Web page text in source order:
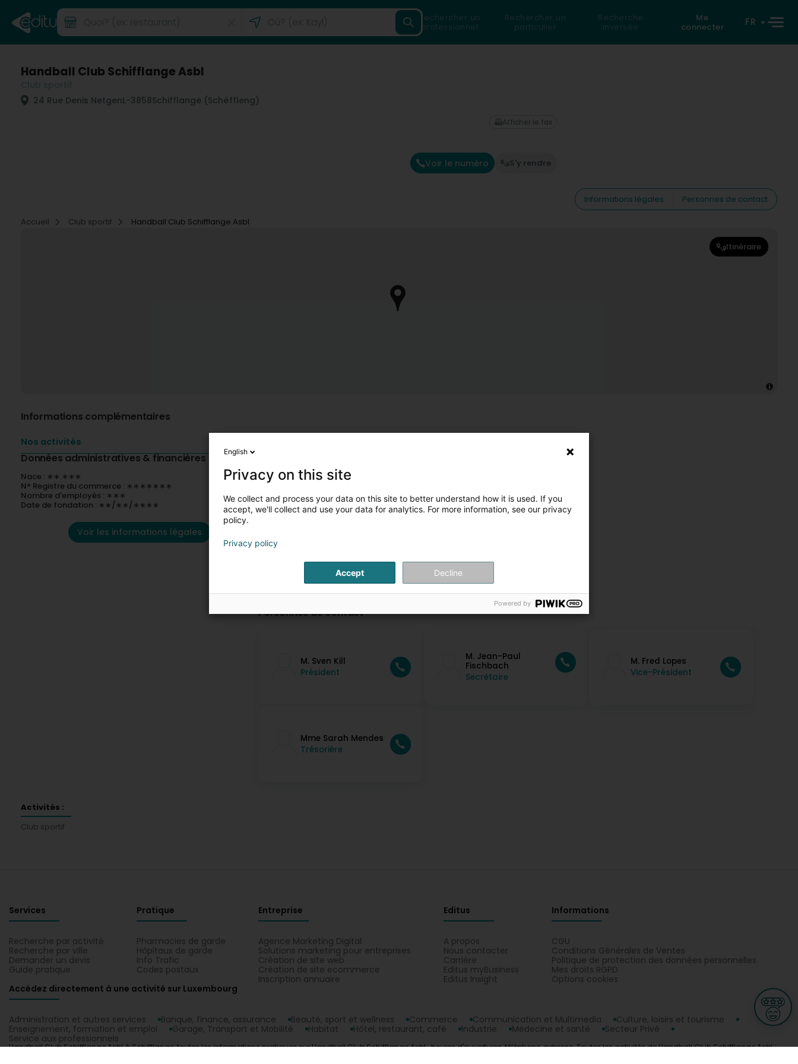
Rechercher un
professionnel
Rechercher un
particulier
Recherche
inversée
Me
connecter
FR
Handball Club Schifflange Asbl
24 Rue Denis NetgenL-3858Schifflange (Schëffleng)
Voir le numéro S'y rendre
Afficher le fax
Informations légales
Personnes de contact
Accueil
Club sportif Handball Club Schifflange Asbl
Itinéraire
Informations complémentaires
Nos activités
Données administratives & financières
Nace : ∗∗.∗∗∗
N° Registre du commerce : ∗∗∗∗∗∗∗
Nombre d'employés : ∗∗∗
Date de fondation : ∗∗/∗∗/∗∗∗∗
Voir les informations légales
Personnes de contact
M. Sven Kill
Président
M. Jean-Paul
Fischbach
Secrétaire
M. Fred Lopes
Vice-Président
Mme Sarah Mendes
Trésorière
Activités :
Club sportif
Services
Recherche par activité
Recherche par ville
Demander un devis
Guide pratique
Pratique
Pharmacies de garde
Hôpitaux de garde
Info Trafic
Codes postaux
Entreprise
Agence Marketing Digital
Solutions marketing pour entreprises
Création de site web
Création de site ecommerce
Inscription annuaire
Editus
A propos
Nous contacter
Carrière
Editus myBusiness
Editus Insight
Informations
CGU
Conditions Générales de Ventes
Politique de protection des données personnelles
Mes droits RGPD
Options cookies
Accédez directement à une activité sur Luxembourg
Administration et autres services Banque, finance, assurance Beauté, sport et wellness Commerce Communication et Multimedia
Culture, loisirs et tourisme
Enseignement, formation et emploi
Garage, Transport et Mobilité Habitat Hôtel, restaurant, café Industrie Médecine et santé
Secteur Privé
Service aux professionnels
Handball Club Schifflange Asbl à Schifflange, toutes les informations pratiques sur Handball Club Schifflange Asbl : heures d'ouvertures, téléphone, adresse. Toutes les activités de Handball Club Schifflange Asbl :
English
Privacy on this site
We collect and process your data on this site to better understand how it is used. If you
accept, we'll collect and use your data for analytics. For more information, see our privacy
policy.
Privacy policy
Accept Decline
Powered by